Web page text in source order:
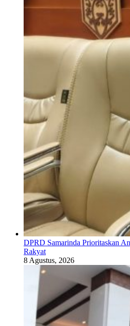
DPRD Samarinda Prioritaskan
Rakyat
8 Agustus, 2026